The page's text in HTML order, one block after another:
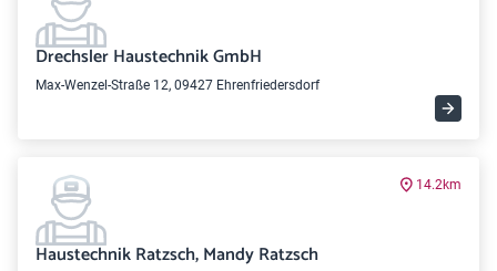
Drechsler Haustechnik GmbH
Max-Wenzel-Straße 12, 09427 Ehrenfriedersdorf
14.2km
Haustechnik Ratzsch, Mandy Ratzsch